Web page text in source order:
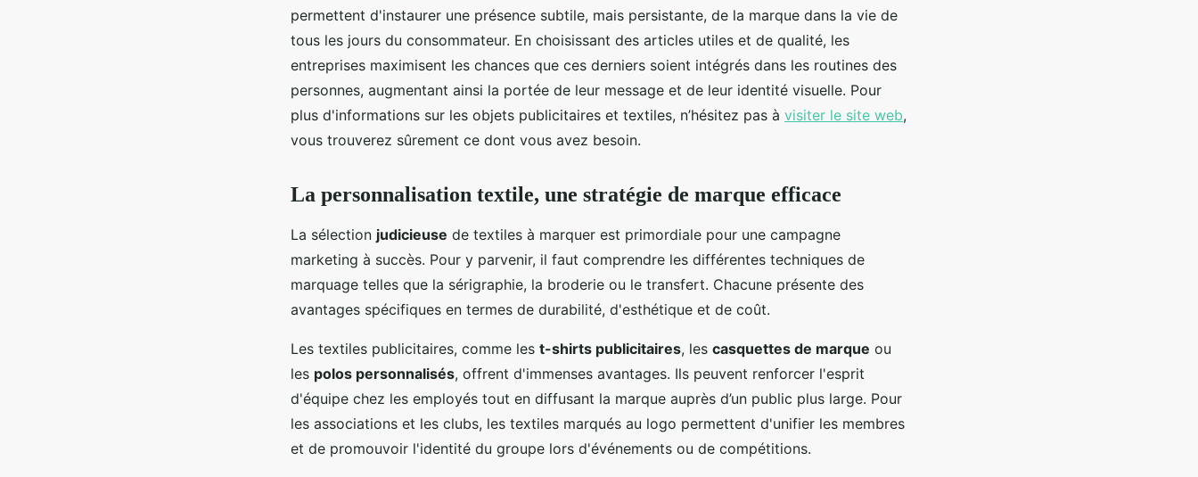
permettent d'instaurer une présence subtile, mais persistante, de la marque dans la vie de
tous les jours du consommateur. En choisissant des articles utiles et de qualité, les
entreprises maximisent les chances que ces derniers soient intégrés dans les routines des
personnes, augmentant ainsi la portée de leur message et de leur identité visuelle. Pour
plus d'informations sur les objets publicitaires et textiles, n’hésitez pas à visiter le site web,
vous trouverez sûrement ce dont vous avez besoin.
La personnalisation textile, une stratégie de marque efficace
La sélection judicieuse de textiles à marquer est primordiale pour une campagne
marketing à succès. Pour y parvenir, il faut comprendre les différentes techniques de
marquage telles que la sérigraphie, la broderie ou le transfert. Chacune présente des
avantages spécifiques en termes de durabilité, d'esthétique et de coût.
Les textiles publicitaires, comme les t-shirts publicitaires, les casquettes de marque ou
les polos personnalisés, offrent d'immenses avantages. Ils peuvent renforcer l'esprit
d'équipe chez les employés tout en diffusant la marque auprès d’un public plus large. Pour
les associations et les clubs, les textiles marqués au logo permettent d'unifier les membres
et de promouvoir l'identité du groupe lors d'événements ou de compétitions.